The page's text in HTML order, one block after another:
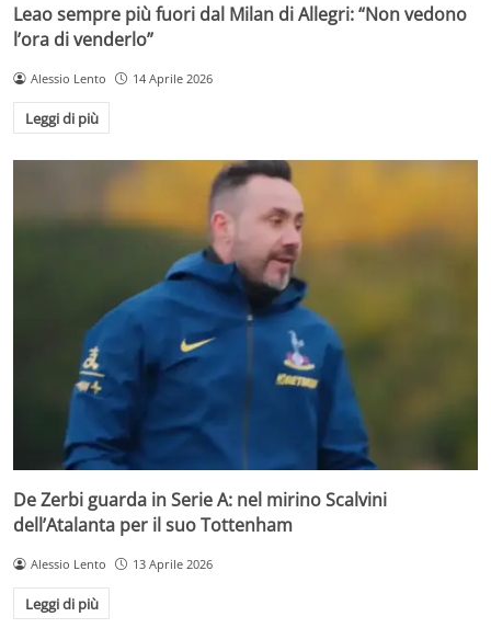
Leao sempre più fuori dal Milan di Allegri: “Non vedono
l’ora di venderlo”
Alessio Lento 14 Aprile 2026
Leggi di più
De Zerbi guarda in Serie A: nel mirino Scalvini
dell’Atalanta per il suo Tottenham
Alessio Lento 13 Aprile 2026
Leggi di più